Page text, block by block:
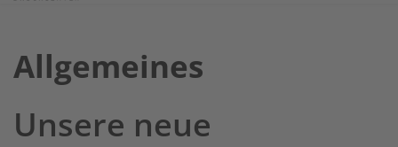
Allgemeines
Unsere neue